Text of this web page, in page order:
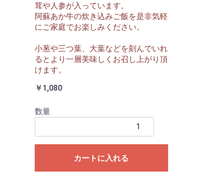
茸や人参が入っています。
阿蘇あか牛の炊き込みご飯を是非気軽
にご家庭でお楽しみください。
小葱や三つ葉、大葉などを刻んでいれ
るとより一層美味しくお召し上がり頂
けます。
￥1,080
数量
カートに入れる